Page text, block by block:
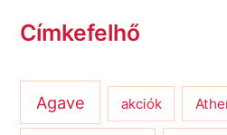
Címkefelhő
Agave akciók